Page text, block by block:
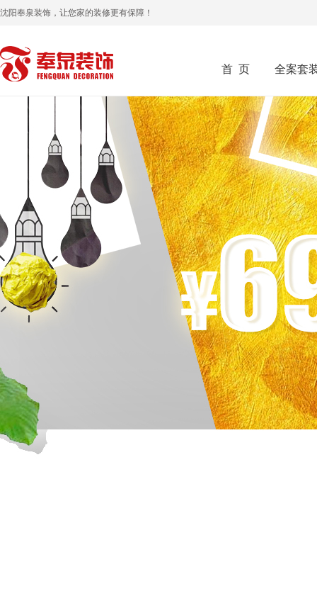
沈阳奉泉装饰，让您家的装修更有保障！
首 页 全案套